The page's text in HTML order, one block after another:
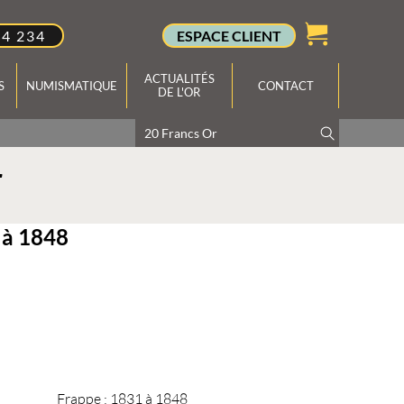
234 ESPACE CLIENT
NUMISMATIQUE
ACTUALITÉS
DE L'OR
CONTACT
1848
Frappe : 1831 à 1848